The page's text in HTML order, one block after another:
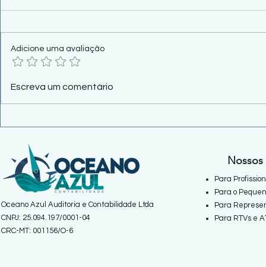
Cosit 61/2026 reforma
Adicione uma avaliação
Escreva um comentário
Oceano Azul Auditoria e Contabilidade Ltda
CNPJ: 25.094.197/0001-04
CRC-MT: 001156/O-6
Para
Para o
Para
Para RTVs e